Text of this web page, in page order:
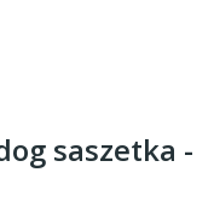
saszetka -